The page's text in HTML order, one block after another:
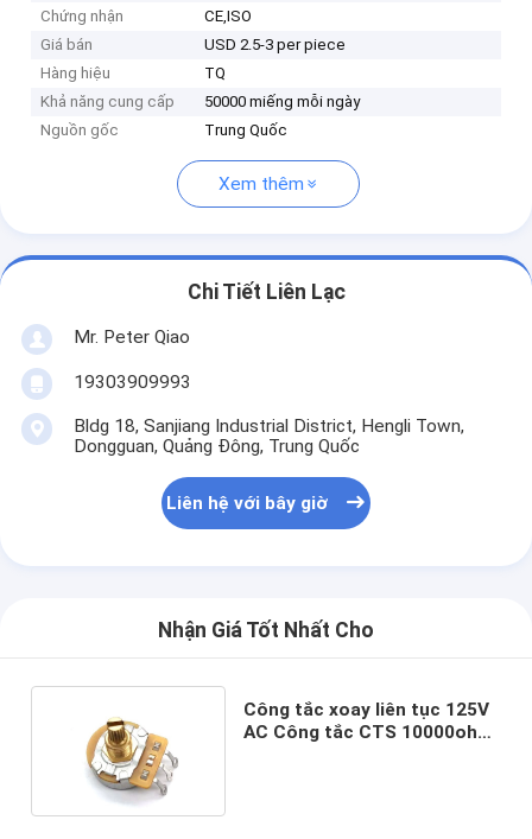
Chứng nhận
CE,ISO
Giá bán
USD 2.5-3 per piece
Hàng hiệu
TQ
Khả năng cung cấp
50000 miếng mỗi ngày
Nguồn gốc
Trung Quốc
Xem thêm
Chi Tiết Liên Lạc
Mr. Peter Qiao
19303909993
Bldg 18, Sanjiang Industrial District, Hengli Town,
Dongguan, Quảng Đông, Trung Quốc
Liên hệ với bây giờ
Nhận Giá Tốt Nhất Cho
Công tắc xoay liên tục 125V
AC Công tắc CTS 10000ohm